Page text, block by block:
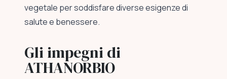
vegetale per soddisfare diverse esigenze di
salute e benessere.
Gli impegni di
ATHANORBIO